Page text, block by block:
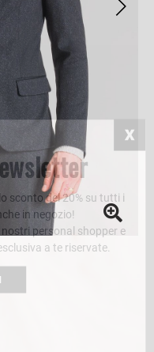
sconto del 20% su tutti i
in negozio!
personal shopper e
a te riservate.